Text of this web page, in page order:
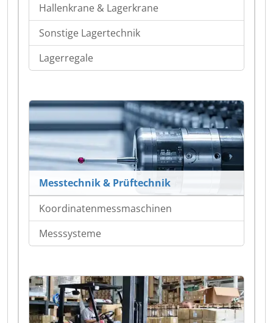
Hallenkrane & Lagerkrane
Sonstige Lagertechnik
Lagerregale
Messtechnik & Prüftechnik
Koordinatenmessmaschinen
Messsysteme